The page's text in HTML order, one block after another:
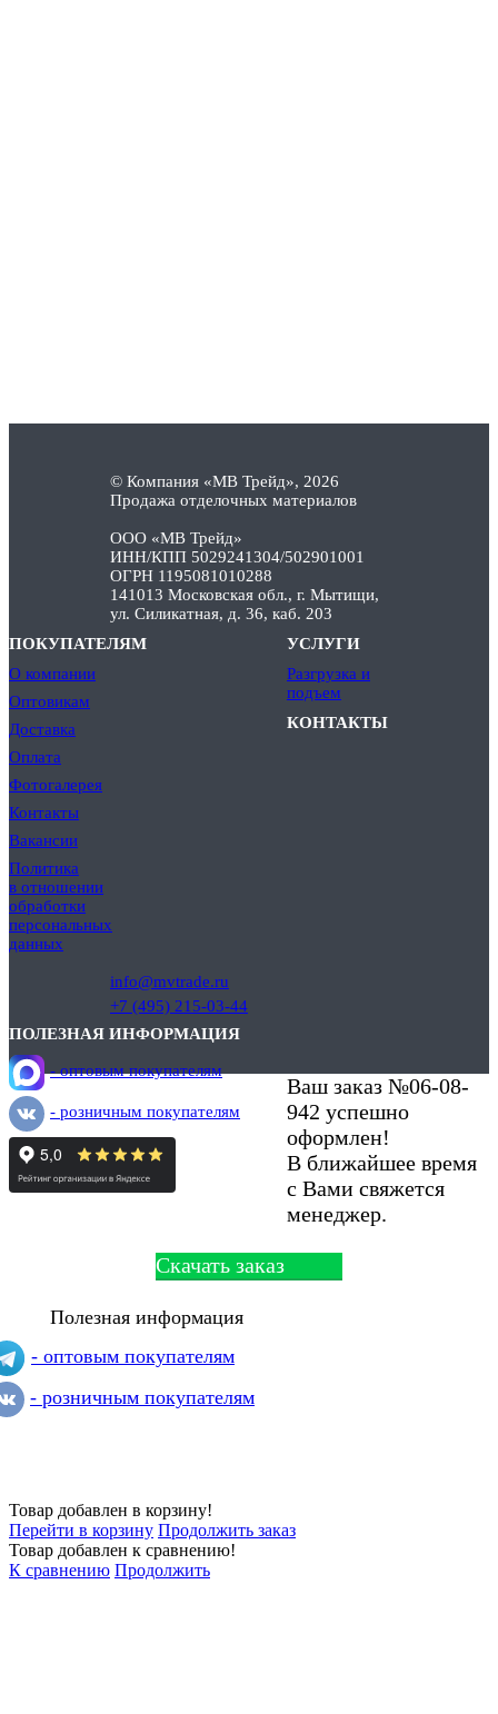
© Компания «МВ Трейд», 2026
Продажа отделочных материалов
ООО «МВ Трейд»
ИНН/КПП 5029241304/502901001
ОГРН 1195081010288
141013 Московская обл., г. Мытищи,
ул. Силикатная, д. 36, каб. 203
ПОКУПАТЕЛЯМ
О компании
Оптовикам
Доставка
Оплата
Фотогалерея
Контакты
Вакансии
Политика
в отношении
обработки
персональных
данных
УСЛУГИ
Разгрузка и
подъем
КОНТАКТЫ
info@mvtrade.ru
+7 (495) 215-03-44
ПОЛЕЗНАЯ ИНФОРМАЦИЯ
- оптовым покупателям
- розничным покупателям
Ваш заказ №06-08-
942 успешно
оформлен!
В ближайшее время
с Вами свяжется
менеджер.
Скачать заказ
Полезная информация
- оптовым покупателям
- розничным покупателям
Товар добавлен в корзину!
Перейти в корзину Продолжить заказ
Товар добавлен к сравнению!
К сравнению Продолжить